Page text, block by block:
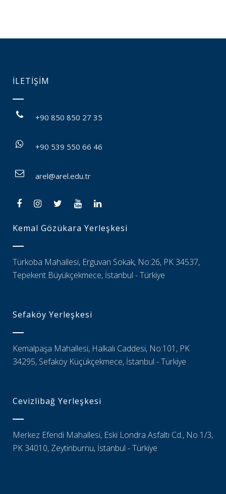
İLETİŞİM
+90 850 850 27 35
+90 539 550 66 46
arel@arel.edu.tr
Kemal Gözükara Yerleşkesi
Türkoba Mahallesi, Erguvan Sokak, No:26, PK 34537,
Tepekent Büyükçekmece, İstanbul - Türkiye
Sefaköy Yerleşkesi
Kemalpaşa Mahallesi, Halkalı Caddesi, No:101, PK
34295, Sefaköy Küçükçekmece, İstanbul - Türkiye
Cevizlibağ Yerleşkesi
Merkez Efendi Mahallesi, Eski Londra Asfaltı Cd., No 1/3,
PK 34010, Zeytinburnu, İstanbul - Türkiye